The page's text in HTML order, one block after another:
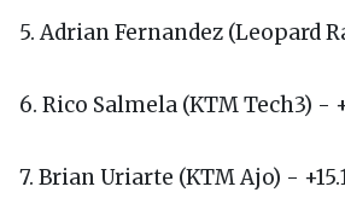
5. Adrian Fernandez (Leopard
6. Rico Salmela (KTM Tech3) -
7. Brian Uriarte (KTM Ajo) -